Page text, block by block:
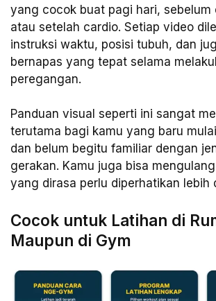
yang cocok buat pagi hari, sebelum
atau setelah cardio. Setiap video
instruksi waktu, posisi tubuh, dan
bernapas yang tepat selama
peregangan.
Panduan visual seperti ini sangat
terutama bagi kamu yang baru
dan belum begitu familiar dengan
gerakan. Kamu juga bisa
yang dirasa perlu diperhatikan lebih
Cocok untuk Latihan di
Maupun di Gym